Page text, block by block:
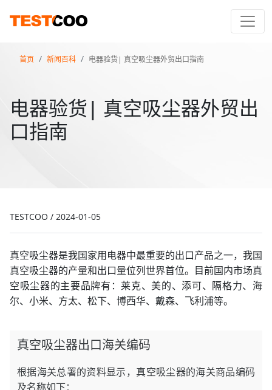
首页 新闻百科 电器验货| 真空吸尘器外贸出口指南
电器验货| 真空吸尘器外贸出
口指南
TESTCOO / 2024-01-05
真空吸尘器是我国家用电器中最重要的出口产品之一，我国
真空吸尘器的产量和出口量位列世界首位。目前国内市场真
空吸尘器的主要品牌有：莱克、美的、添可、隔格力、海
尔、小米、方太、松下、博西华、戴森、飞利浦等。
真空吸尘器出口海关编码
根据海关总署的资料显示，真空吸尘器的海关商品编码
及名称如下：